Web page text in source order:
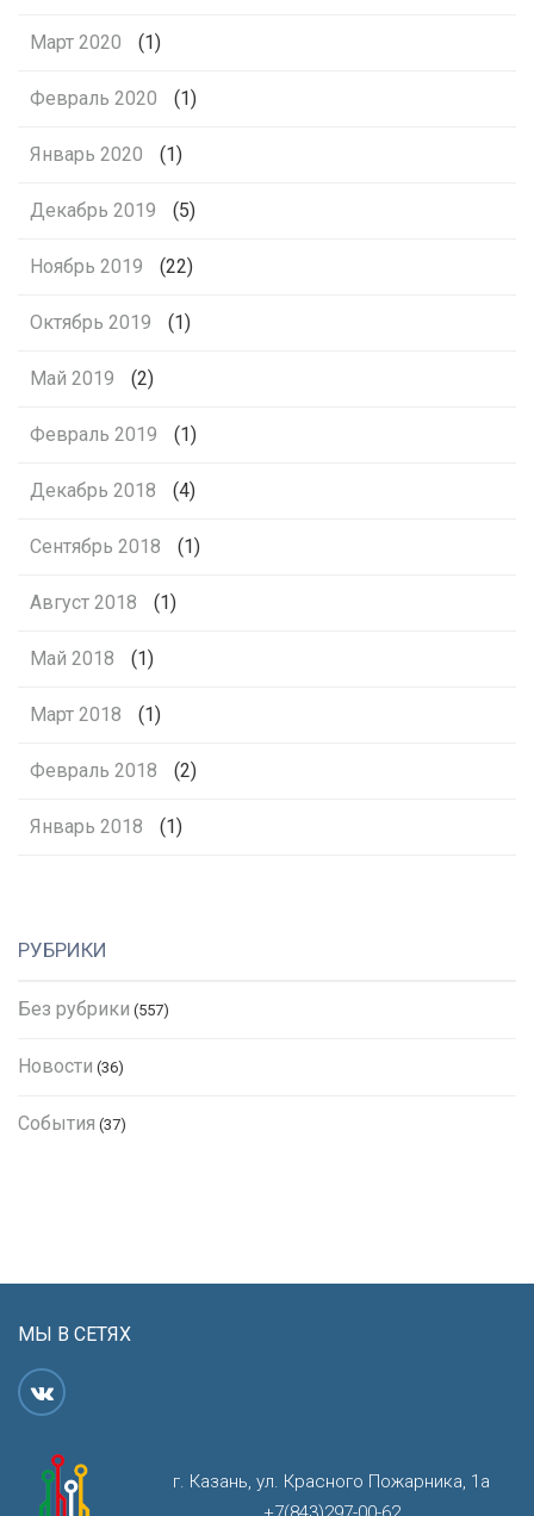
Март 2020 (1)
Февраль 2020 (1)
Январь 2020 (1)
Декабрь 2019 (5)
Ноябрь 2019 (22)
Октябрь 2019 (1)
Май 2019 (2)
Февраль 2019 (1)
Декабрь 2018 (4)
Сентябрь 2018 (1)
Август 2018 (1)
Май 2018 (1)
Март 2018 (1)
Февраль 2018 (2)
Январь 2018 (1)
РУБРИКИ
Без рубрики (557)
Новости (36)
События (37)
МЫ В СЕТЯХ
г. Казань, ул. Красного Пожарника, 1а